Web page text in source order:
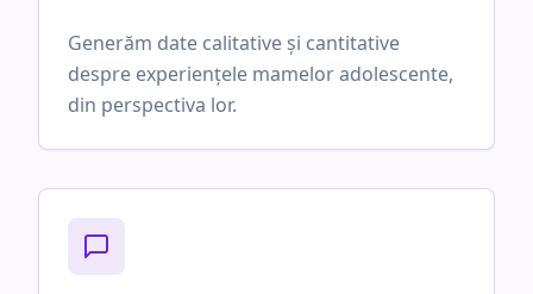
Generăm date calitative și cantitative
despre experiențele mamelor adolescente,
din perspectiva lor.